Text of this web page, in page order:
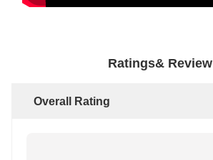
Ratings& Review
Overall Rating